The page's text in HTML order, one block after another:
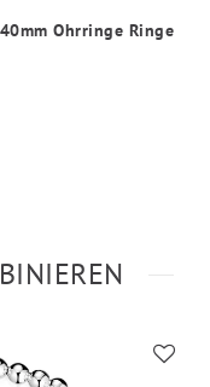
Ohrringe Ringe